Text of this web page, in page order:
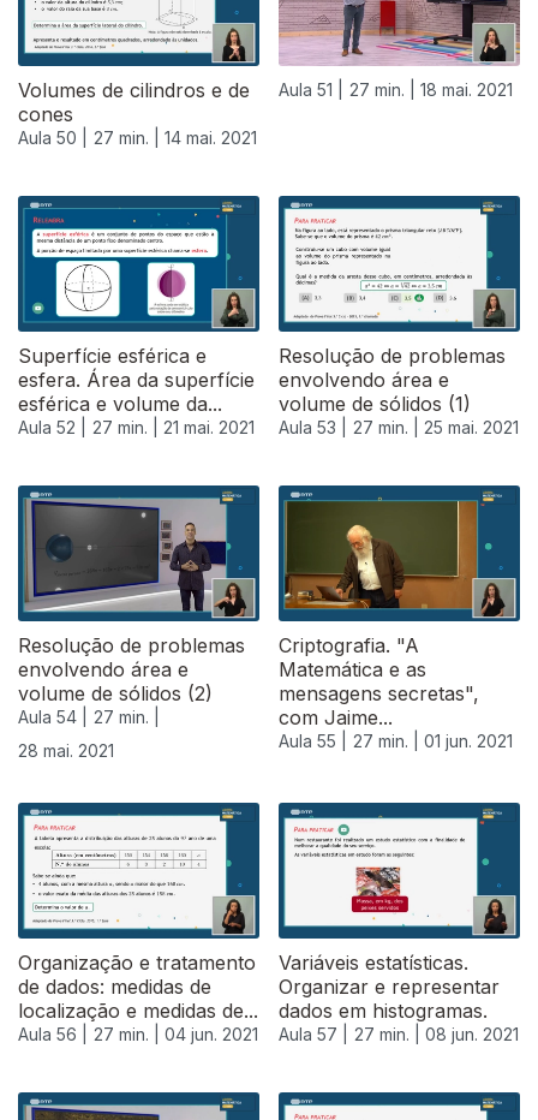
Volumes de cilindros e de
cones
Aula 50 | 27 min. | 14 mai. 2021
Aula 51 | 27 min. | 18 mai. 2021
Superfície esférica e
esfera. Área da superfície
esférica e volume da...
Aula 52 | 27 min. | 21 mai. 2021
Resolução de problemas
envolvendo área e
volume de sólidos (1)
Aula 53 | 27 min. | 25 mai. 2021
Resolução de problemas
envolvendo área e
volume de sólidos (2)
Aula 54 |
27 min. |
28 mai. 2021
Criptografia. "A
Matemática e as
mensagens secretas",
com Jaime...
Aula 55 | 27 min. | 01 jun. 2021
Organização e tratamento
de dados: medidas de
localização e medidas de...
Aula 56 | 27 min. | 04 jun. 2021
Variáveis estatísticas.
Organizar e representar
dados em histogramas.
Aula 57 | 27 min. | 08 jun. 2021
551158